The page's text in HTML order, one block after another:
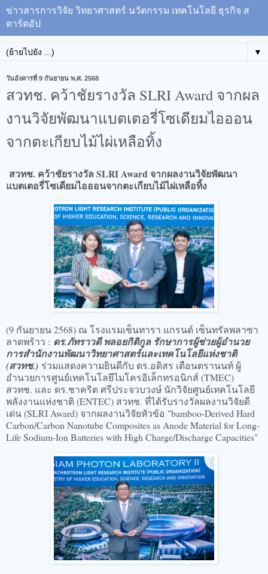
ข่าวสารการวิจัย วิทยาศาสตร์ นวัตกรรม เทคโนโลยี ธุรกิจ ส
ตาร์ตอัป
▼
วันอังคารที่ 9 กันยายน พ.ศ. 2568
สวทช. คว้าชัยรางวัล SLRI Award จากผล
งานวิจัยพัฒนาแบตเตอรี่โซเดียมไอออน
จากตะเกียบไม้ไผ่เหลือทิ้ง
สวทช. คว้าชัยรางวัล SLRI Award จากผลงานวิจัยพัฒนา
แบตเตอรี่โซเดียมไอออนจากตะเกียบไม้ไผ่เหลือทิ้ง
(9 กันยายน 2568) ณ โรงแรมเซ็นทารา แกรนด์ เซ็นทรัลพลาซา
ลาดพร้าว : ดร.ภัทราวดี พลอยกิติกูล รักษาการผู้ช่วยผู้อำนวย
การสำนักงานพัฒนาวิทยาศาสตร์และเทคโนโลยีแห่งชาติ
(สวทช.) ร่วมแสดงความยินดีกับ ดร.อดิสร เตือนตรานนท์ ผู้
อำนวยการศูนย์เทคโนโลยีไมโครอิเล็กทรอนิกส์ (TMEC)
สวทช. และ ดร.ชาคริต ศรีประจวบวงษ์ นักวิจัยศูนย์เทคโนโลยี
พลังงานแห่งชาติ (ENTEC) สวทช. ที่ได้รับรางวัลผลงานวิจัยดี
เด่น (SLRI Award) จากผลงานวิจัยหัวข้อ "bamboo-Derived Hard
Carbon/Carbon Nanotube Composites as Anode Material for Long-
Life Sodium-Ion Batteries with High Charge/Discharge Capacities"